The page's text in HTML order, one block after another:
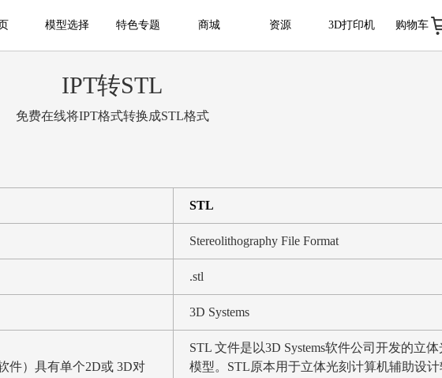
模型选择 特色专题 商城 资源 3D打印机 购物车
IPT转STL
免费在线将IPT格式转换成STL格式
STL
Stereolithography File Format
.stl
3D Systems
件）具有单个2D或 3D对
STL 文件是以3D Systems软件公司开发的立
模型。STL原本用于立体光刻计算机辅助设